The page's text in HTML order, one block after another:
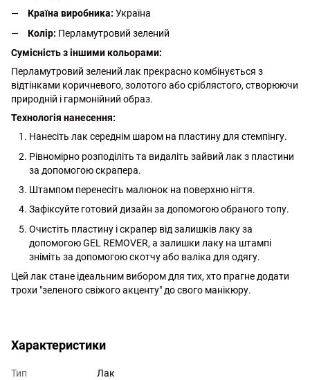
Країна виробника: Україна
Колір: Перламутровий зелений
Сумісність з іншими кольорами:
Перламутровий зелений лак прекрасно комбінується з
відтінками коричневого, золотого або сріблястого, створюючи
природній і гармонійний образ.
Технологія нанесення:
Нанесіть лак середнім шаром на пластину для стемпінгу.
Рівномірно розподіліть та видаліть зайвий лак з пластини
за допомогою скрапера.
Штампом перенесіть малюнок на поверхню нігтя.
Зафіксуйте готовий дизайн за допомогою обраного топу.
Очистіть пластину і скрапер від залишків лаку за
допомогою GEL REMOVER, а залишки лаку на штампі
зніміть за допомогою скотчу або валіка для одягу.
Цей лак стане ідеальним вибором для тих, хто прагне додати
трохи "зеленого свіжого акценту" до свого манікюру.
Характеристики
Тип
Лак